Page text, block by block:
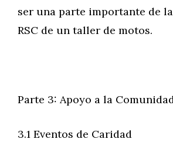
ser una parte importante de
RSC de un taller de motos.
Parte 3: Apoyo a la
3.1 Eventos de Caridad